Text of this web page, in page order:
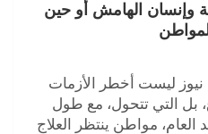
وإنسان الهامش أو حين
ليست أخطر الأزمات
بل التي تتحول، مع طول
العام، مواطن ينتظر العلاج